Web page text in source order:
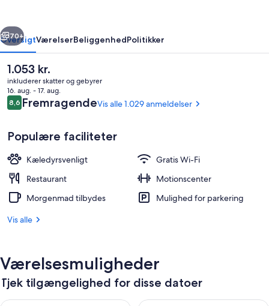
by
Wyndham
Lobby
Næste
70+
OversigtVærelserBeliggenhedPolitikker
Den
nuværende
pris
er
1.053 kr.
1.053 kr.
inkluderer skatter og gebyrer
16. aug. - 17. aug.
Anmeldelser
8,68,6 ud af 10.
FremragendeVis alle 1.029 anmeldelser
Populære faciliteter
Kæledyrsvenligt
Gratis Wi-Fi
Restaurant
Motionscenter
Morgenmad tilbydes
Mulighed for parkering
Vis alle
Værelsesmuligheder
Tjek tilgængelighed for disse datoer